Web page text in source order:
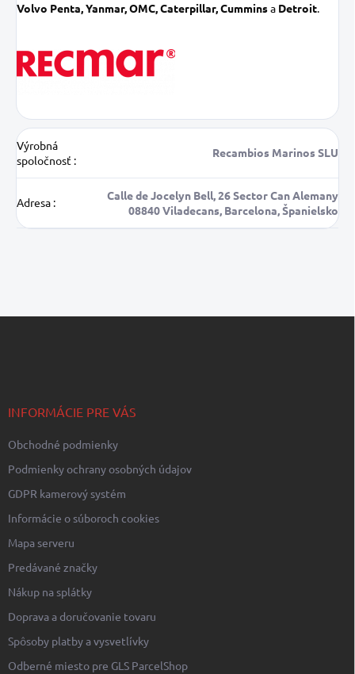
Volvo Penta, Yanmar, OMC, Caterpillar, Cumminsa Detroit.
Výrobná
spoločnosť :
Recambios Marinos SLU
Adresa :
Calle de Jocelyn Bell, 26 Sector Can Alemany
08840 Viladecans, Barcelona, Španielsko
INFORMÁCIE PRE VÁS
Obchodné podmienky
Podmienky ochrany osobných údajov
GDPR kamerový systém
Informácie o súboroch cookies
Mapa serveru
Predávané značky
Nákup na splátky
Doprava a doručovanie tovaru
Spôsoby platby a vysvetlívky
Odberné miesto pre GLS ParcelShop